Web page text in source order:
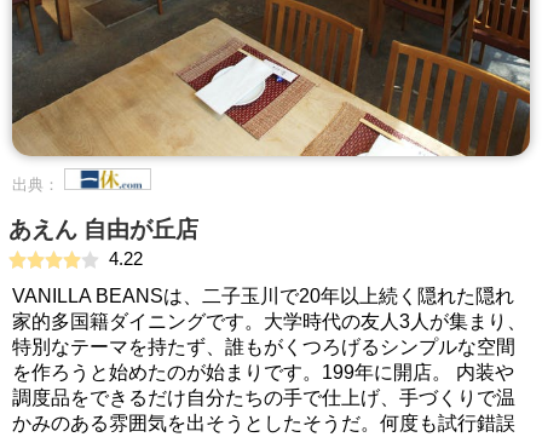
出典：
あえん 自由が丘店
4.22
VANILLA BEANSは、二子玉川で20年以上続く隠れた隠れ
家的多国籍ダイニングです。大学時代の友人3人が集まり、
特別なテーマを持たず、誰もがくつろげるシンプルな空間
を作ろうと始めたのが始まりです。199年に開店。 内装や
調度品をできるだけ自分たちの手で仕上げ、手づくりで温
かみのある雰囲気を出そうとしたそうだ。何度も試行錯誤